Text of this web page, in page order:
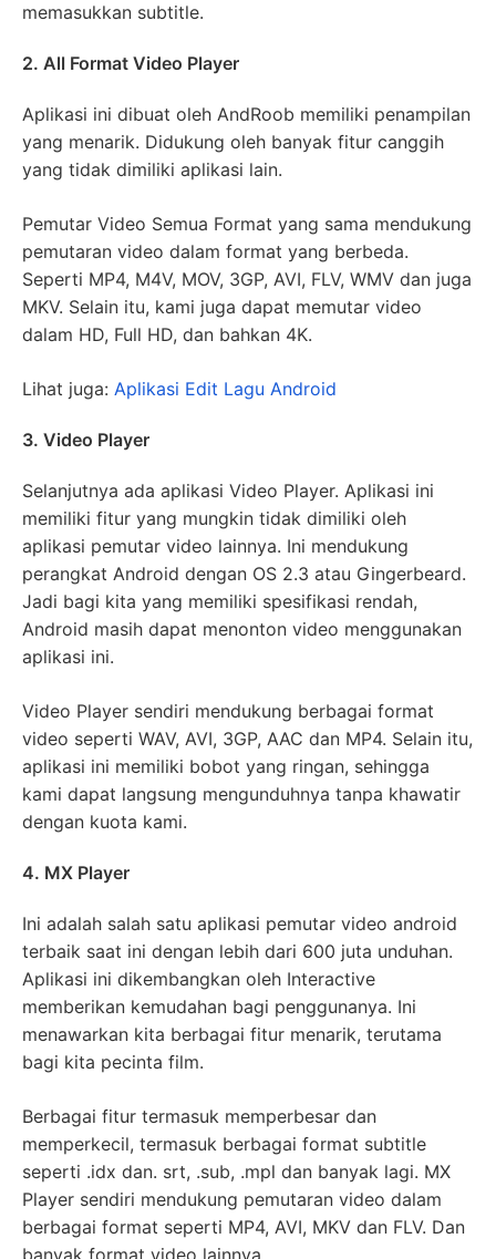
memasukkan subtitle.
2. All Format Video Player
Aplikasi ini dibuat oleh AndRoob memiliki penampilan
yang menarik. Didukung oleh banyak fitur canggih
yang tidak dimiliki aplikasi lain.
Pemutar Video Semua Format yang sama mendukung
pemutaran video dalam format yang berbeda.
Seperti MP4, M4V, MOV, 3GP, AVI, FLV, WMV dan juga
MKV. Selain itu, kami juga dapat memutar video
dalam HD, Full HD, dan bahkan 4K.
Lihat juga: Aplikasi Edit Lagu Android
3. Video Player
Selanjutnya ada aplikasi Video Player. Aplikasi ini
memiliki fitur yang mungkin tidak dimiliki oleh
aplikasi pemutar video lainnya. Ini mendukung
perangkat Android dengan OS 2.3 atau Gingerbeard.
Jadi bagi kita yang memiliki spesifikasi rendah,
Android masih dapat menonton video menggunakan
aplikasi ini.
Video Player sendiri mendukung berbagai format
video seperti WAV, AVI, 3GP, AAC dan MP4. Selain itu,
aplikasi ini memiliki bobot yang ringan, sehingga
kami dapat langsung mengunduhnya tanpa khawatir
dengan kuota kami.
4. MX Player
Ini adalah salah satu aplikasi pemutar video android
terbaik saat ini dengan lebih dari 600 juta unduhan.
Aplikasi ini dikembangkan oleh Interactive
memberikan kemudahan bagi penggunanya. Ini
menawarkan kita berbagai fitur menarik, terutama
bagi kita pecinta film.
Berbagai fitur termasuk memperbesar dan
memperkecil, termasuk berbagai format subtitle
seperti .idx dan. srt, .sub, .mpl dan banyak lagi. MX
Player sendiri mendukung pemutaran video dalam
berbagai format seperti MP4, AVI, MKV dan FLV. Dan
banyak format video lainnya.